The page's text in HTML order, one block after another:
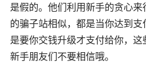
是假的。他们利用新手的贪心
的骗子站相似，都是当你达到
是要你交钱升级才支付给你，
新手朋友们不要相信哦。